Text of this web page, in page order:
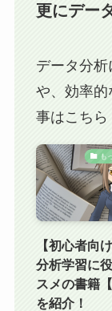
更にデー
データ分
や、効率
事はこちら
も
【初心者向
分析学習に
スメの書籍
を紹介！